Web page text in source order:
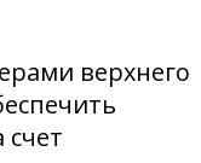
верхнего